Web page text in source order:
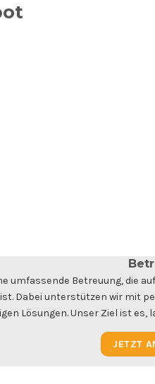
umfassende Betreuung, die
Dabei unterstützen wir mit
Lösungen. Unser Ziel ist es,
JETZT